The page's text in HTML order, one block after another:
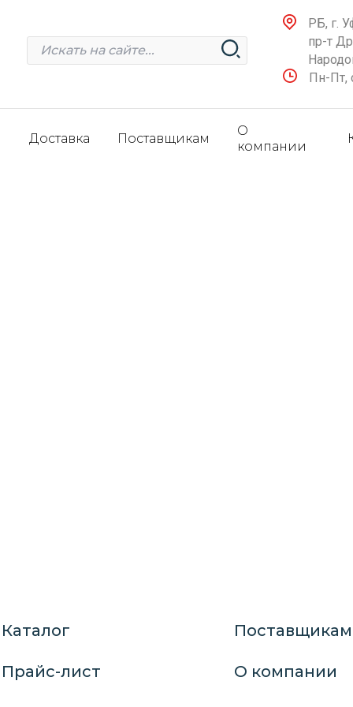
РБ, г.
пр-т
Пн-Пт,
Доставка Поставщикам
О
компании
Каталог
Прайс-лист
Поставщикам
О компании